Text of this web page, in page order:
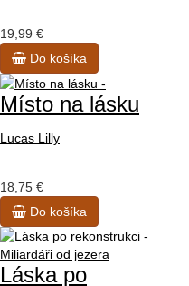
19,99 €
Do košíka
Místo na lásku
Lucas Lilly
18,75 €
Do košíka
Láska po